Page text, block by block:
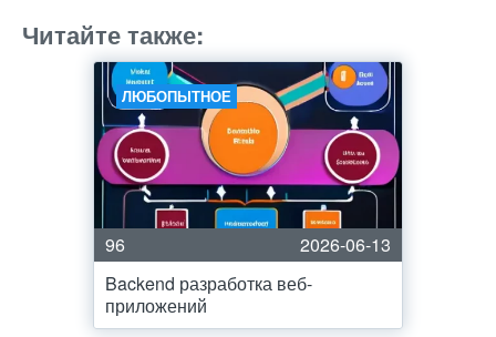
Читайте также:
ЛЮБОПЫТНОЕ
96
2026-06-13
Backend разработка веб-
приложений